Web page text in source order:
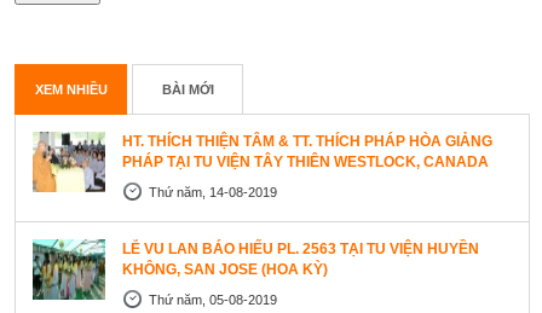
XEM NHIỀU BÀI MỚI
HT. THÍCH THIỆN TÂM & TT. THÍCH PHÁP HÒA GIẢNG
PHÁP TẠI TU VIỆN TÂY THIÊN WESTLOCK, CANADA
Thứ năm, 14-08-2019
LỄ VU LAN BÁO HIẾU PL. 2563 TẠI TU VIỆN HUYỀN
KHÔNG, SAN JOSE (HOA KỲ)
Thứ năm, 05-08-2019